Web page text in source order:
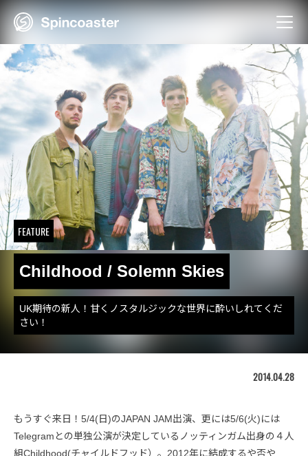
Skip
FEATURE
Childhood / Solemn Skies
UK期待の新人！甘くノスタルジックな世界に酔いしれてくだ
さい！
2014.04.28
もうすぐ来日！5/4(日)のJAPAN JAM出演、更には5/6(火)には
Telegramとの単独公演が決定しているノッティンガム出身の４人
組Childhood(チャイルドフッド）。2012年に結成するや否や